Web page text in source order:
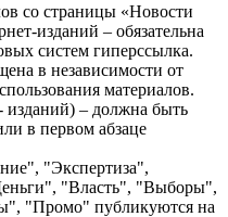
со страницы «Новости
изданий – обязательна
систем гиперссылка.
в независимости от
материалов.
изданий) – должна быть
в первом абзаце
"Экспертиза",
"Власть", "Выборы",
"Промо" публикуются на